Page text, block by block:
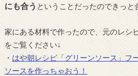
にも合う ということだったのできっと
家にある材料で作ったので、元のレシ
をご覧ください↓
・ はや朝レシピ「グリーンソース」フ
ソースを作っちゃおう！